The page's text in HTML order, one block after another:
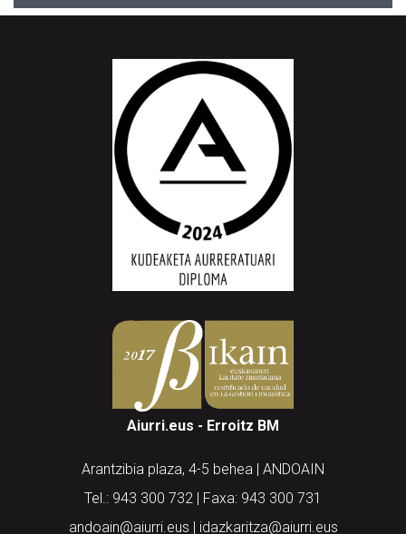
Aiurri.eus - Erroitz BM
Arantzibia plaza, 4-5 behea | ANDOAIN
Tel.: 943 300 732 | Faxa: 943 300 731
andoain@aiurri.eus | idazkaritza@aiurri.eus